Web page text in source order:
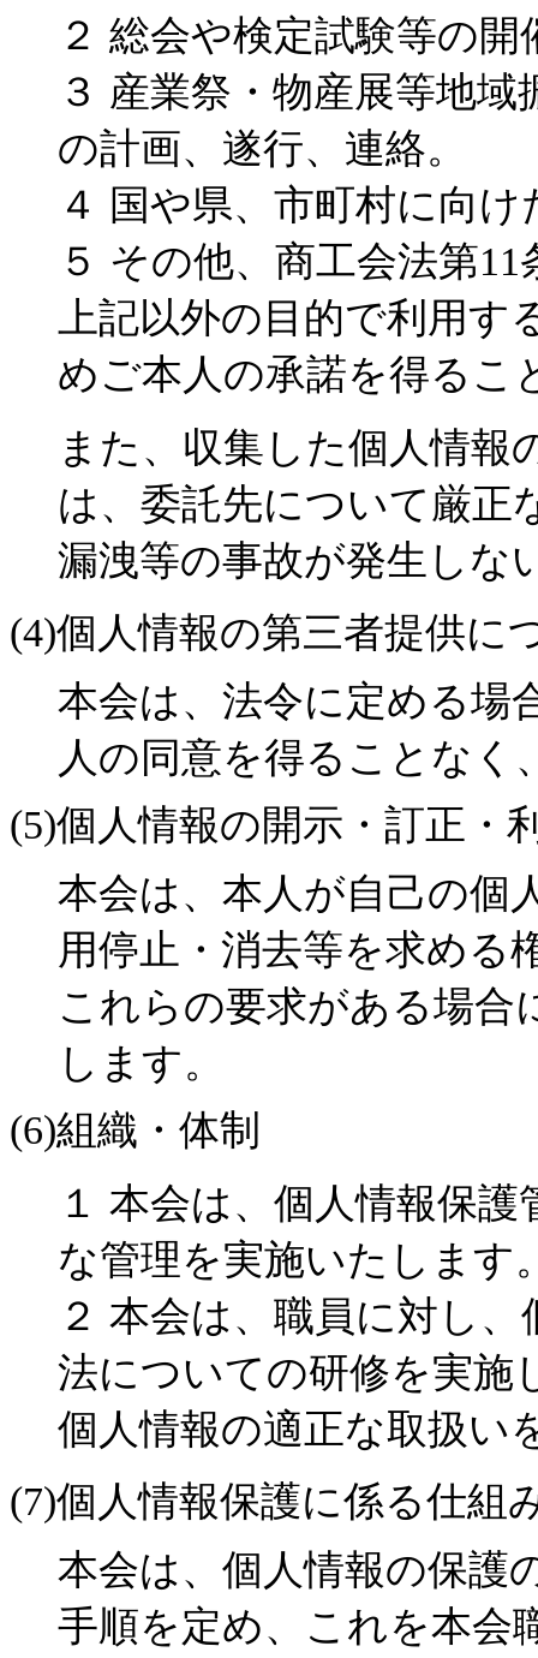
２ 総会や検定試験等の開
３ 産業祭・物産展等地
の計画、遂行、連絡。
４ 国や県、市町村に向
５ その他、商工会法第
上記以外の目的で利用
めご本人の承諾を得るこ
また、収集した個人情報
は、委託先について厳正
漏洩等の事故が発生しな
(4)個人情報の第三者提供に
本会は、法令に定める場
人の同意を得ることなく
(5)個人情報の開示・訂正・
本会は、本人が自己の個
用停止・消去等を求める
これらの要求がある場合
します。
(6)組織・体制
１ 本会は、個人情報保
な管理を実施いたします
２ 本会は、職員に対し
法についての研修を実施
個人情報の適正な取扱い
(7)個人情報保護に係る仕組
本会は、個人情報の保護
手順を定め、これを本会